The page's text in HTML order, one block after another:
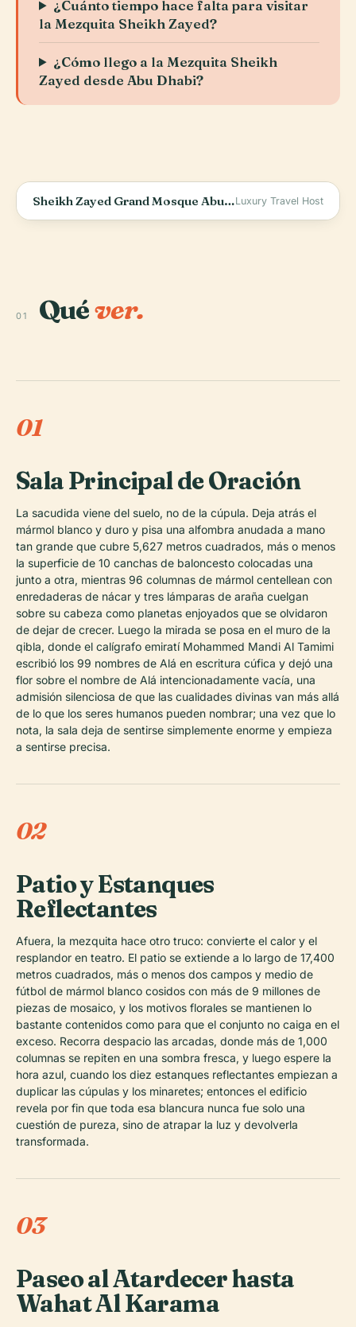
¿Cuánto tiempo hace falta para visitar
la Mezquita Sheikh Zayed?
¿Cómo llego a la Mezquita Sheikh
Zayed desde Abu Dhabi?
Sheikh Zayed Grand Mosque Abu Dhabi, World&#39;s Most Beautiful Mosque (4K Tour &amp; Vlog)Luxury Travel Host
01 Quéver.
01
Sala Principal de Oración
La sacudida viene del suelo, no de la cúpula. Deja atrás el
mármol blanco y duro y pisa una alfombra anudada a mano
tan grande que cubre 5,627 metros cuadrados, más o menos
la superficie de 10 canchas de baloncesto colocadas una
junto a otra, mientras 96 columnas de mármol centellean con
enredaderas de nácar y tres lámparas de araña cuelgan
sobre su cabeza como planetas enjoyados que se olvidaron
de dejar de crecer. Luego la mirada se posa en el muro de la
qibla, donde el calígrafo emiratí Mohammed Mandi Al Tamimi
escribió los 99 nombres de Alá en escritura cúfica y dejó una
flor sobre el nombre de Alá intencionadamente vacía, una
admisión silenciosa de que las cualidades divinas van más allá
de lo que los seres humanos pueden nombrar; una vez que lo
nota, la sala deja de sentirse simplemente enorme y empieza
a sentirse precisa.
02
Patio y Estanques
Reflectantes
Afuera, la mezquita hace otro truco: convierte el calor y el
resplandor en teatro. El patio se extiende a lo largo de 17,400
metros cuadrados, más o menos dos campos y medio de
fútbol de mármol blanco cosidos con más de 9 millones de
piezas de mosaico, y los motivos florales se mantienen lo
bastante contenidos como para que el conjunto no caiga en el
exceso. Recorra despacio las arcadas, donde más de 1,000
columnas se repiten en una sombra fresca, y luego espere la
hora azul, cuando los diez estanques reflectantes empiezan a
duplicar las cúpulas y los minaretes; entonces el edificio
revela por fin que toda esa blancura nunca fue solo una
cuestión de pureza, sino de atrapar la luz y devolverla
transformada.
03
Paseo al Atardecer hasta
Wahat Al Karama